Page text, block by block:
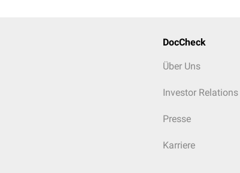
DocCheck
Über Uns
Investor Relations
Presse
Karriere